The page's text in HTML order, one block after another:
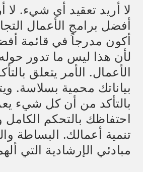
لا أريد تعقيد أي شيء. لا
أفضل برامج الأعمال
أكون مدرجاً في قائمة
لأن هذا ليس ما تدور
الأعمال. الأمر يتعلق
بياناتك محمية بسلاسة.
بالتأكد من أن كل شيء
احتفاظك بالتحكم الكامل
تنمية أعمالك. البساطة
مبادئي الإرشادية التي